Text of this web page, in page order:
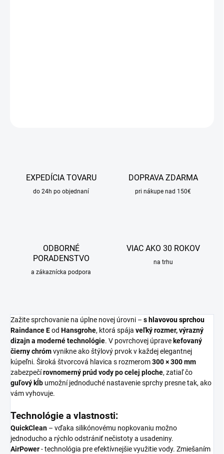
EXPEDÍCIA TOVARU
do 24h po objednaní
DOPRAVA ZDARMA
pri nákupe nad 150€
ODBORNÉ
PORADENSTVO
a zákaznícka podpora
VIAC AKO 30 ROKOV
na trhu
Zažite sprchovanie na úplne novej úrovni – s hlavovou sprchou
Raindance Eod Hansgrohe, ktorá spája veľký rozmer, výrazný
dizajn a moderné technológie. V povrchovej úprave kefovaný
čierny chrómvynikne ako štýlový prvok v každej elegantnej
kúpeľni. Široká štvorcová hlavica s rozmerom300 × 300 mm
zabezpečírovnomerný prúd vody po celej ploche, zatiaľ čo
guľový kĺb umožní jednoduché nastavenie sprchy presne tak, ako
vám vyhovuje.
Technológie a vlastnosti:
QuickClean – vďaka silikónovému nopkovaniu možno
jednoducho a rýchlo odstrániť nečistoty a usadeniny.
AirPower- technológia pre efektívnejšie využitie vody. Zmiešaním